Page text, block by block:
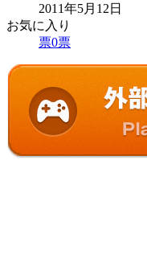
2011年5月12日
お気に入り
票0票